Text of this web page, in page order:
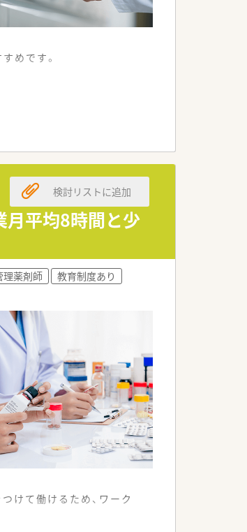
めです。
。
なり活躍中です。
います。
ます。
られる点が魅力です。
る体制です。
平均8時間と少
検討リストに追加
理薬剤師
教育制度あり
けて働けるため、ワーク